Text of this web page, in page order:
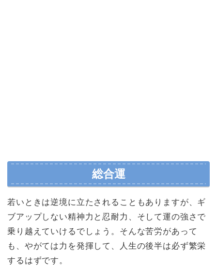
総合運
若いときは逆境に立たされることもありますが、ギ
ブアップしない精神力と忍耐力、そして運の強さで
乗り越えていけるでしょう。そんな苦労があって
も、やがては力を発揮して、人生の後半は必ず繁栄
するはずです。